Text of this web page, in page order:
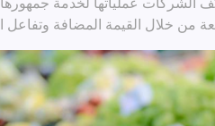
عملياتها لخدمة جمهورها
من خلال القيمة المضافة وتفاعل